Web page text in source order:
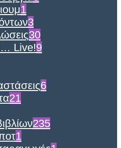
1
3
30
Live!9
6
21
235
1